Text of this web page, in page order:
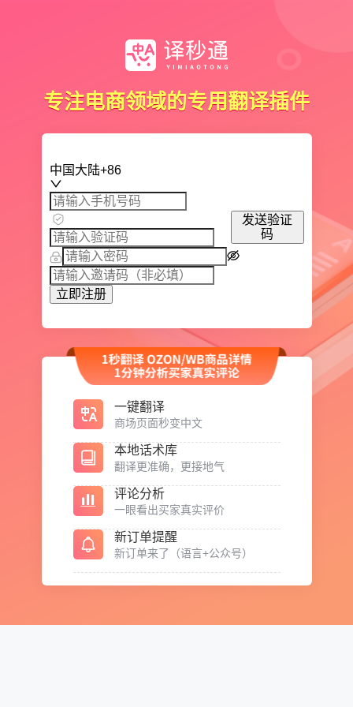
专注电商领域的专用翻译插件
中国大陆+86
发送验证
码
立即注册
一键翻译
商场页面秒变中文
本地话术库
翻译更准确，更接地气
评论分析
一眼看出买家真实评价
新订单提醒
新订单来了（语言+公众号）